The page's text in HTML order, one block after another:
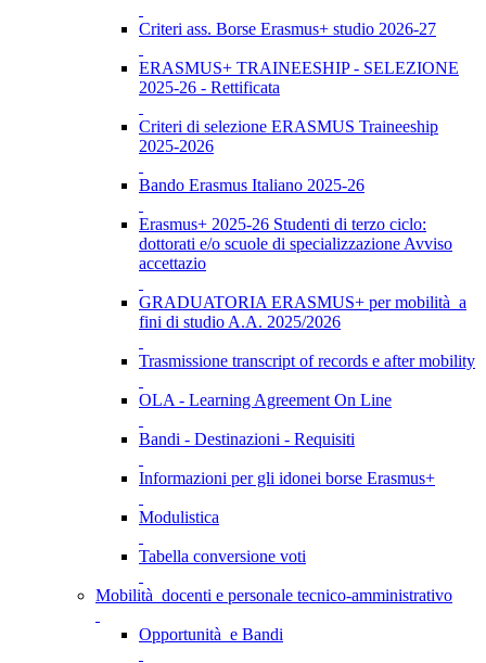
Criteri ass. Borse Erasmus+ studio 2026-27
ERASMUS+ TRAINEESHIP - SELEZIONE
2025-26 - Rettificata
Criteri di selezione ERASMUS Traineeship
2025-2026
Bando Erasmus Italiano 2025-26
Erasmus+ 2025-26 Studenti di terzo ciclo:
dottorati e/o scuole di specializzazione Avviso
accettazio
GRADUATORIA ERASMUS+ per mobilità a
fini di studio A.A. 2025/2026
Trasmissione transcript of records e after mobility
OLA - Learning Agreement On Line
Bandi - Destinazioni - Requisiti
Informazioni per gli idonei borse Erasmus+
Modulistica
Tabella conversione voti
Mobilità docenti e personale tecnico-amministrativo
Opportunità e Bandi